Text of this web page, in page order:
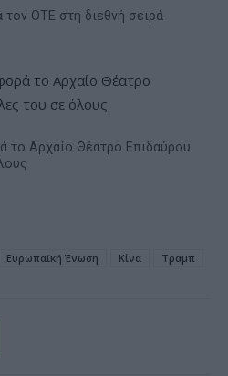
τον ΟΤΕ στη διεθνή σειρά
το Αρχαίο Θέατρο Επιδαύρου
Ευρωπαϊκή Ένωση Κίνα Τραμπ